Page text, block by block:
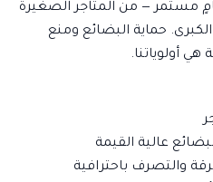
مستمر — من المتاجر الصغيرة
حماية البضائع ومنع
أولوياتنا.
عالية القيمة
والتصرف باحترافية